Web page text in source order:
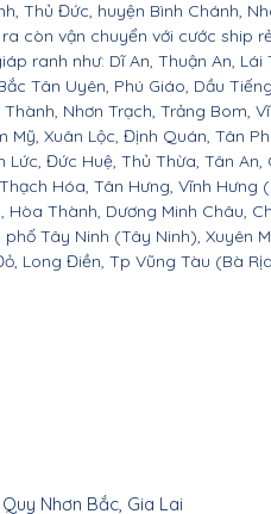
Thủ Đức, huyện Bình Chánh,
còn vận chuyển với cước ship
ranh như: Dĩ An, Thuận An, Lái
Tân Uyên, Phú Giáo, Dầu
Nhơn Trạch, Trảng Bom,
Mỹ, Xuân Lộc, Định Quán, Tân
Lức, Đức Huệ, Thủ Thừa, Tân An,
Hóa, Tân Hưng, Vĩnh Hưng
Hòa Thành, Dương Minh Châu,
Tây Ninh (Tây Ninh), Xuyên
Long Điền, Tp Vũng Tàu (Bà
Nhơn Bắc, Gia Lai